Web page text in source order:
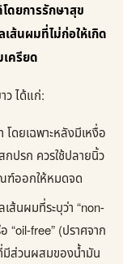
ดยการรักษาสุข
ส้นผมที่ไม่ก่อให้เกิด
ครียด
ว ได้แก่:
โดยเฉพาะหลังมีเหงื่อ
ปรก ควรใช้ปลายนิ้ว
ฑ์ออกให้หมดจด
นผมที่ระบุว่า “non-
“oil-free” (ปราศจาก
ส่วนผสมของน้ำมัน